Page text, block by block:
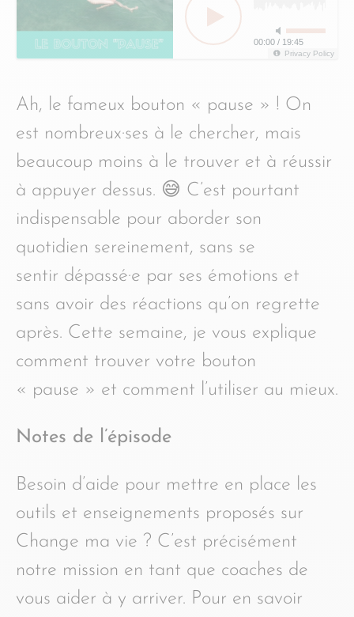
00:00 / 19:45
Privacy Policy
Ah, le fameux bouton « pause » ! On
est nombreux·ses à le chercher, mais
beaucoup moins à le trouver et à réussir
à appuyer dessus. 😅 C’est pourtant
indispensable pour aborder son
quotidien sereinement, sans se
sentir dépassé·e par ses émotions et
sans avoir des réactions qu’on regrette
après. Cette semaine, je vous explique
comment trouver votre bouton
« pause » et comment l’utiliser au mieux.
Notes de l’épisode
Besoin d’aide pour mettre en place les
outils et enseignements proposés sur
Change ma vie ? C’est précisément
notre mission en tant que coaches de
vous aider à y arriver. Pour en savoir